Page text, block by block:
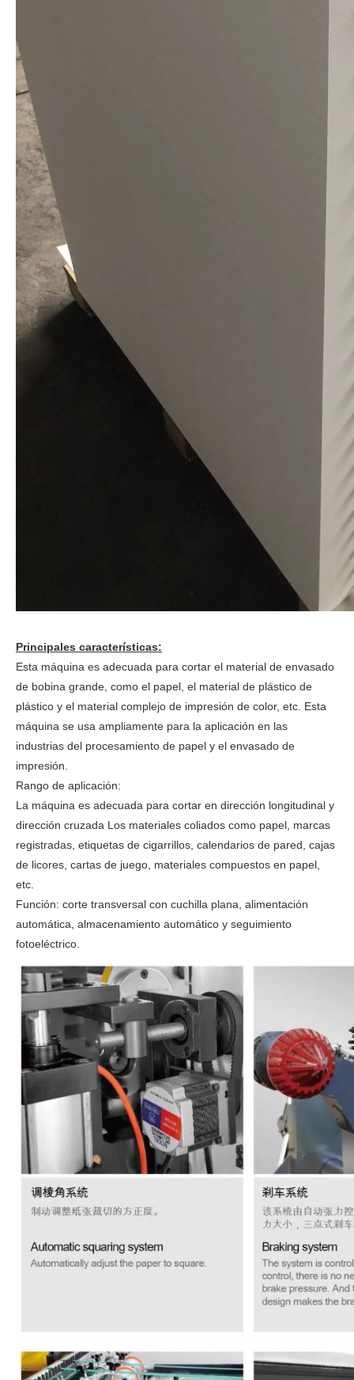
Principales características:
Esta máquina es adecuada para cortar el material de envasado
de bobina grande, como el papel, el material de plástico de
plástico y el material complejo de impresión de color, etc. Esta
máquina se usa ampliamente para la aplicación en las
industrias del procesamiento de papel y el envasado de
impresión.
Rango de aplicación:
La máquina es adecuada para cortar en dirección longitudinal y
dirección cruzada Los materiales coliados como papel, marcas
registradas, etiquetas de cigarrillos, calendarios de pared, cajas
de licores, cartas de juego, materiales compuestos en papel,
etc.
Función: corte transversal con cuchilla plana, alimentación
automática, almacenamiento automático y seguimiento
fotoeléctrico.